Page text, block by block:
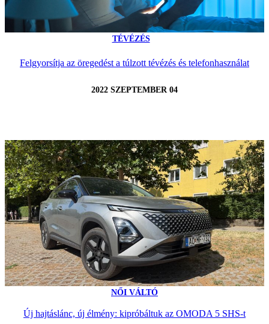
TÉVÉZÉS
Felgyorsítja az öregedést a túlzott tévézés és telefonhasználat
2022 SZEPTEMBER 04
NŐI VÁLTÓ
Új hajtáslánc, új élmény: kipróbáltuk az OMODA 5 SHS-t